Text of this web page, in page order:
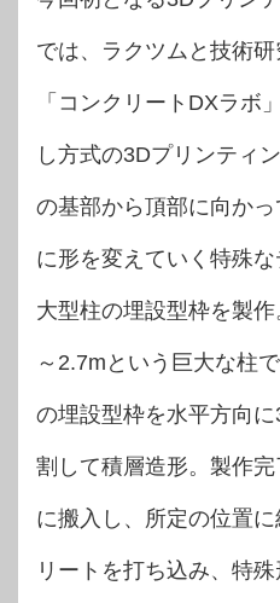
では、ラクツムと技術
「コンクリートDXラボ
し方式の3Dプリンティ
の基部から頂部に向か
に形を変えていく特殊
大型柱の埋設型枠を製
～2.7mという巨大な柱
の埋設型枠を水平方向
割して積層造形。製作
に搬入し、所定の位置
リートを打ち込み、特